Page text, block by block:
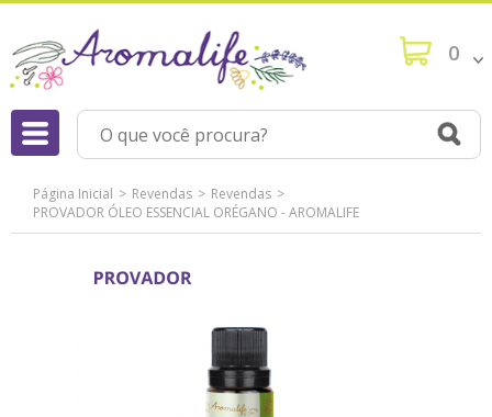
0
Página Inicial Revendas
Revendas
PROVADOR ÓLEO ESSENCIAL ORÉGANO - AROMALIFE